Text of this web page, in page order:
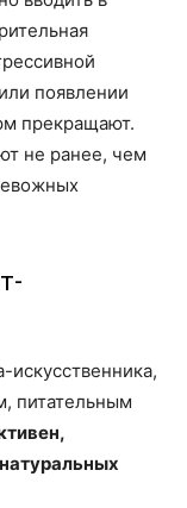
появлении
прекращают.
не ранее, чем
искусственника,
питательным